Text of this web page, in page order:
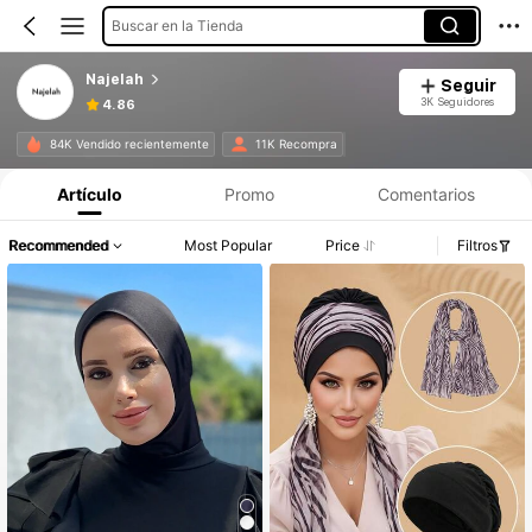
Buscar en la Tienda
Najelah
4.86
Seguir
3K Seguidores
84K Vendido recientemente 11K Recompra
Artículo Promo Comentarios
Recommended Most Popular Price Filtros